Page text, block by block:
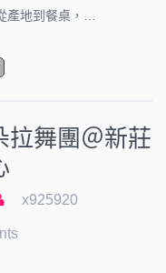
產地到餐桌，…
拉舞團＠新莊
x925920